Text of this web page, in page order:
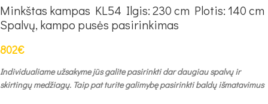
Minkštas kampas KL54 Ilgis: 230 cm Plotis: 140 cm
Spalvų, kampo pusės pasirinkimas
802€
Individualiame užsakyme jūs galite pasirinkti dar daugiau spalvų ir
skirtingų medžiagų. Taip pat turite galimybę pasirinkti baldų išmatavimus